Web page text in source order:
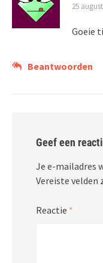
25
Goeie
Beantwoorden
Geef een
Je e-mailadres
Vereiste velden
Reactie *